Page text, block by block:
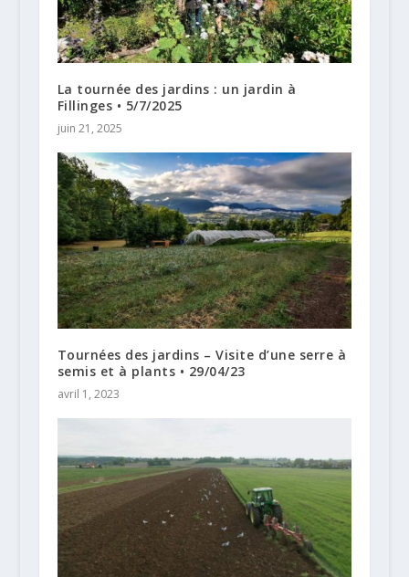
La tournée des jardins : un jardin à
Fillinges • 5/7/2025
juin 21, 2025
Tournées des jardins – Visite d’une serre à
semis et à plants • 29/04/23
avril 1, 2023